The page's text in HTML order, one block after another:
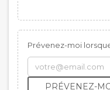
Prévenez-moi
PRÉVENEZ-